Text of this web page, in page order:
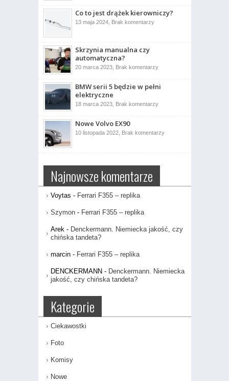
005
ujrzał
światło
Co to jest drążek kierowniczy?
13 maja 2024, Brak komentarzydo
Skrzynia manualna czy
automatyczna?
20 marca 2023, Brak komentarzydo
czy
automatyczna?
BMW serii 5 będzie w pełni
elektryczne
18 marca 2023, Brak komentarzydo
w
Nowe Volvo EX90
10 listopada 2022, Brak komentarzydo
Najnowsze komentarze
Voytas - Ferrari F355 – replika
Szymon- Ferrari F355 – replika
Arek- Denckermann. Niemiecka jakość, czy
chińska tandeta?
marcin- Ferrari F355 – replika
DENCKERMANN - Denckermann. Niemiecka
jakość, czy chińska tandeta?
Kategorie
Ciekawostki
Foto
Komisy
Nowe